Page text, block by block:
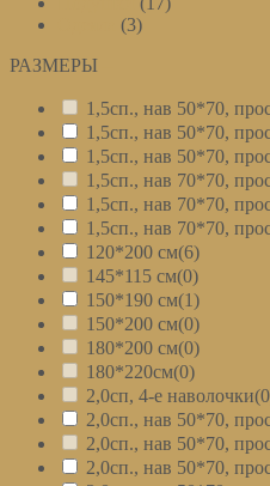
(3)
РАЗМЕРЫ
1,5сп., нав 50*70,
1,5сп., нав 50*70,
1,5сп., нав 50*70,
1,5сп., нав 70*70,
1,5сп., нав 70*70,
1,5сп., нав 70*70,
120*200 см(6)
145*115 см(0)
150*190 см(1)
150*200 см(0)
180*200 см(0)
180*220см(0)
2,0сп, 4-е наволочки
2,0сп., нав 50*70,
2,0сп., нав 50*70,
2,0сп., нав 50*70,